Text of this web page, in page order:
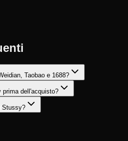
Taobao e 1688?
prima dell'acquisto?
Stussy?